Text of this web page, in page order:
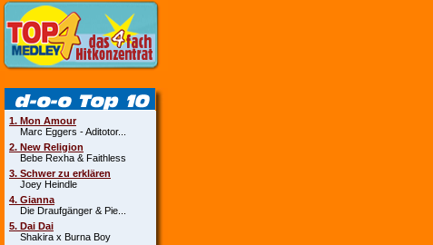
1. Mon Amour
Marc Eggers - Aditotor...
2. New Religion
Bebe Rexha & Faithless
3. Schwer zu erklären
Joey Heindle
4. Gianna
Die Draufgänger & Pie...
5. Dai Dai
Shakira x Burna Boy